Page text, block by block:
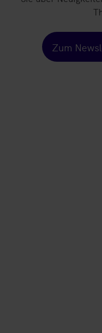
Zum